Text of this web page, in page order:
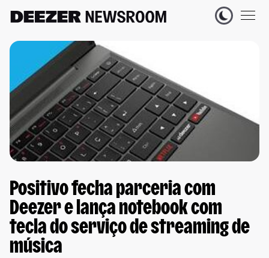
Positivo fecha parceria com
Deezer e lança notebook com
tecla do serviço de streaming de
música